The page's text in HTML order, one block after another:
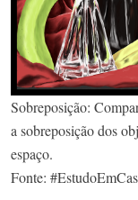
Sobreposição:
a sobreposição dos
espaço.
Fonte: